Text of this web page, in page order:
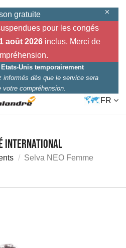
gratuite
pour les congés
août 2026inclus. Merci de
Unis temporairement
informés dès que le service sera
votre compréhension.
FR
International
Selva NEO Femme